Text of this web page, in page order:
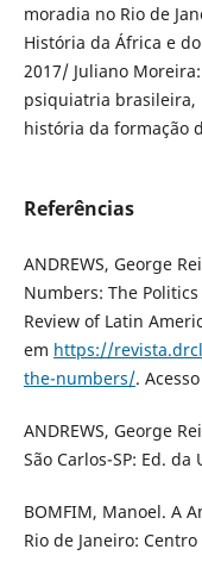
moradia no Rio de
História da África e
2017/ Juliano
psiquiatria brasileira,
história da formação
Referências
ANDREWS, George
Numbers: The
Review of Latin
em https://
the-numbers/.
ANDREWS, George
São Carlos-SP: Ed. da
BOMFIM, Manoel. A
Rio de Janeiro: